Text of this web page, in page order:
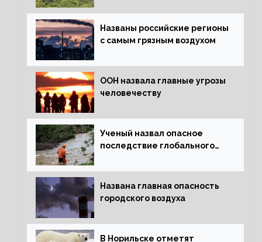
Названы российские регионы
с самым грязным воздухом
ООН назвала главные угрозы
человечеству
Ученый назвал опасное
последствие глобального
Названа главная опасность
городского воздуха
В Норильске отметят